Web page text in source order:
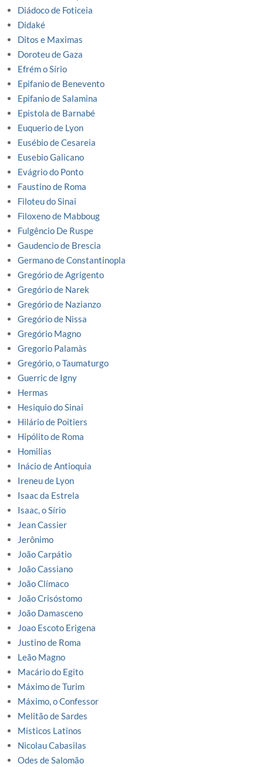
Diádoco de Foticeia
Didaké
Ditos e Maximas
Doroteu de Gaza
Efrém o Sírio
Epifanio de Benevento
Epifanio de Salamina
Epistola de Barnabé
Euquerio de Lyon
Eusébio de Cesareia
Eusebio Galicano
Evágrio do Ponto
Faustino de Roma
Filoteu do Sinai
Filoxeno de Mabboug
Fulgêncio De Ruspe
Gaudencio de Brescia
Germano de Constantinopla
Gregório de Agrigento
Gregório de Narek
Gregório de Nazianzo
Gregório de Nissa
Gregório Magno
Gregorio Palamàs
Gregório, o Taumaturgo
Guerric de Igny
Hermas
Hesiquio do Sinai
Hilário de Poitiers
Hipólito de Roma
Homilias
Inácio de Antioquia
Ireneu de Lyon
Isaac da Estrela
Isaac, o Sírio
Jean Cassier
Jerônimo
João Carpátio
João Cassiano
João Clímaco
João Crisóstomo
João Damasceno
Joao Escoto Erigena
Justino de Roma
Leão Magno
Macário do Egito
Máximo de Turim
Máximo, o Confessor
Melitão de Sardes
Misticos Latinos
Nicolau Cabasilas
Odes de Salomão